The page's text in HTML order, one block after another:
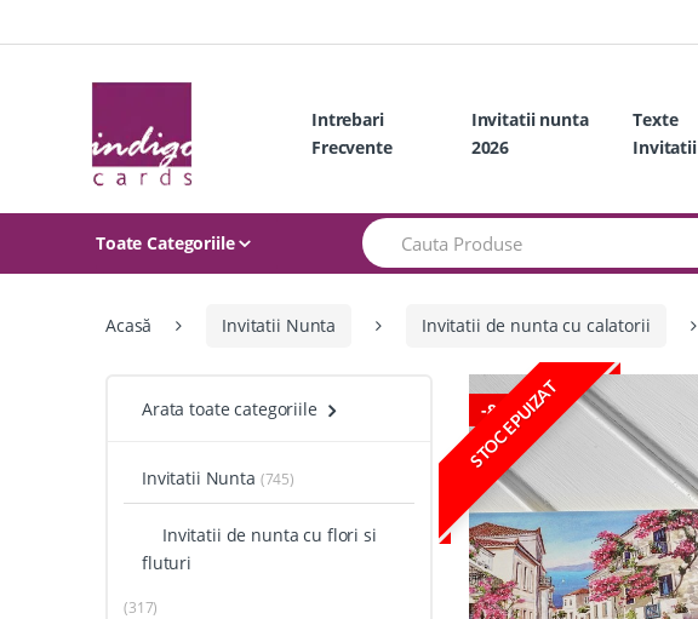
to
to
Intrebari
Frecvente
Invitatii nunta
2026
Texte
Invitatii
Toate Categoriile
Search
Acasă Invitatii Nunta Invitatii de nunta cu calatorii
STOC EPUIZAT
-84%
Arata toate categoriile
Invitatii Nunta (745)
Invitatii de nunta cu flori si
fluturi
(317)